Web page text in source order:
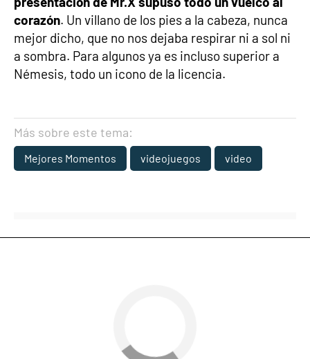
corazón. Un villano de los pies a la cabeza, nunca
mejor dicho, que no nos dejaba respirar ni a sol ni
a sombra. Para algunos ya es incluso superior a
Némesis, todo un icono de la licencia.
Más sobre este tema:
Mejores Momentos videojuegos video